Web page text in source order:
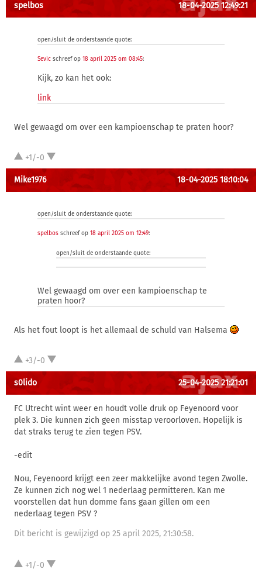
spelbos 18-04-2025 12:49:21
open/sluit de onderstaande quote:
Sevic schreef op 18 april 2025 om 08:45:
Kijk, zo kan het ook:
link
Wel gewaagd om over een kampioenschap te praten hoor?
+1/-0
Mike1976 18-04-2025 18:10:04
open/sluit de onderstaande quote:
spelbos schreef op 18 april 2025 om 12:49:
open/sluit de onderstaande quote:
Wel gewaagd om over een kampioenschap te
praten hoor?
Als het fout loopt is het allemaal de schuld van Halsema
+3/-0
s0lido 25-04-2025 21:21:01
FC Utrecht wint weer en houdt volle druk op Feyenoord voor
plek 3. Die kunnen zich geen misstap veroorloven. Hopelijk is
dat straks terug te zien tegen PSV.
-edit
Nou, Feyenoord krijgt een zeer makkelijke avond tegen Zwolle.
Ze kunnen zich nog wel 1 nederlaag permitteren. Kan me
voorstellen dat hun domme fans gaan gillen om een
nederlaag tegen PSV ?
Dit bericht is gewijzigd op 25 april 2025, 21:30:58.
+1/-0